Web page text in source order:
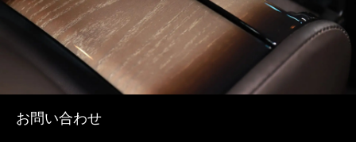
お問い合わせ